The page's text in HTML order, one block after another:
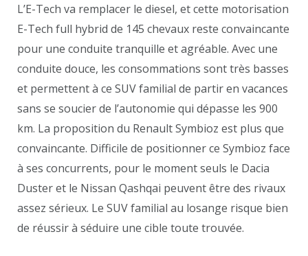
L’E-Tech va remplacer le diesel, et cette motorisation
E-Tech full hybrid de 145 chevaux reste convaincante
pour une conduite tranquille et agréable. Avec une
conduite douce, les consommations sont très basses
et permettent à ce SUV familial de partir en vacances
sans se soucier de l’autonomie qui dépasse les 900
km. La proposition du Renault Symbioz est plus que
convaincante. Difficile de positionner ce Symbioz face
à ses concurrents, pour le moment seuls le Dacia
Duster et le Nissan Qashqai peuvent être des rivaux
assez sérieux. Le SUV familial au losange risque bien
de réussir à séduire une cible toute trouvée.